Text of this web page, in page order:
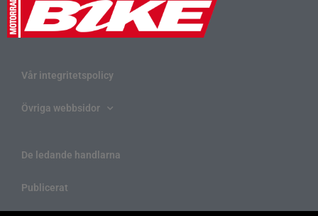
Vår integritetspolicy
Övriga webbsidor
De ledande handlarna
Publicerat